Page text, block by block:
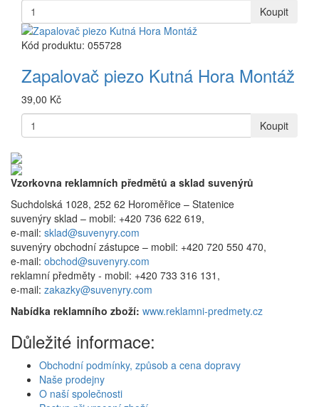
Koupit
Kód produktu: 055728
Zapalovač piezo Kutná Hora Montáž
39,00 Kč
Koupit
Vzorkovna reklamních předmětů a sklad suvenýrů
Suchdolská 1028, 252 62 Horoměřice – Statenice
suvenýry sklad – mobil: +420 736 622 619,
e-mail: sklad@suvenyry.com
suvenýry obchodní zástupce – mobil: +420 720 550 470,
e-mail: obchod@suvenyry.com
reklamní předměty - mobil: +420 733 316 131,
e-mail: zakazky@suvenyry.com
Nabídka reklamního zboží: www.reklamni-predmety.cz
Důležité informace:
Obchodní podmínky, způsob a cena dopravy
Naše prodejny
O naší společnosti